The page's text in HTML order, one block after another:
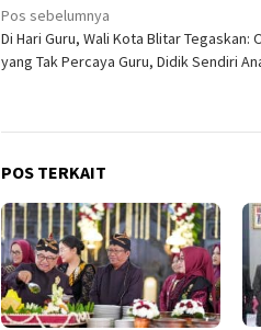
Navigasi
pos
Pos sebelumnya
Di Hari Guru, Wali Kota Blitar Tegaskan:
yang Tak Percaya Guru, Didik Sendiri
POS TERKAIT